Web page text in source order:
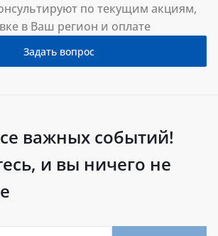
по текущим акциям,
в Ваш регион и оплате
Задать вопрос
важных событий!
и вы ничего не